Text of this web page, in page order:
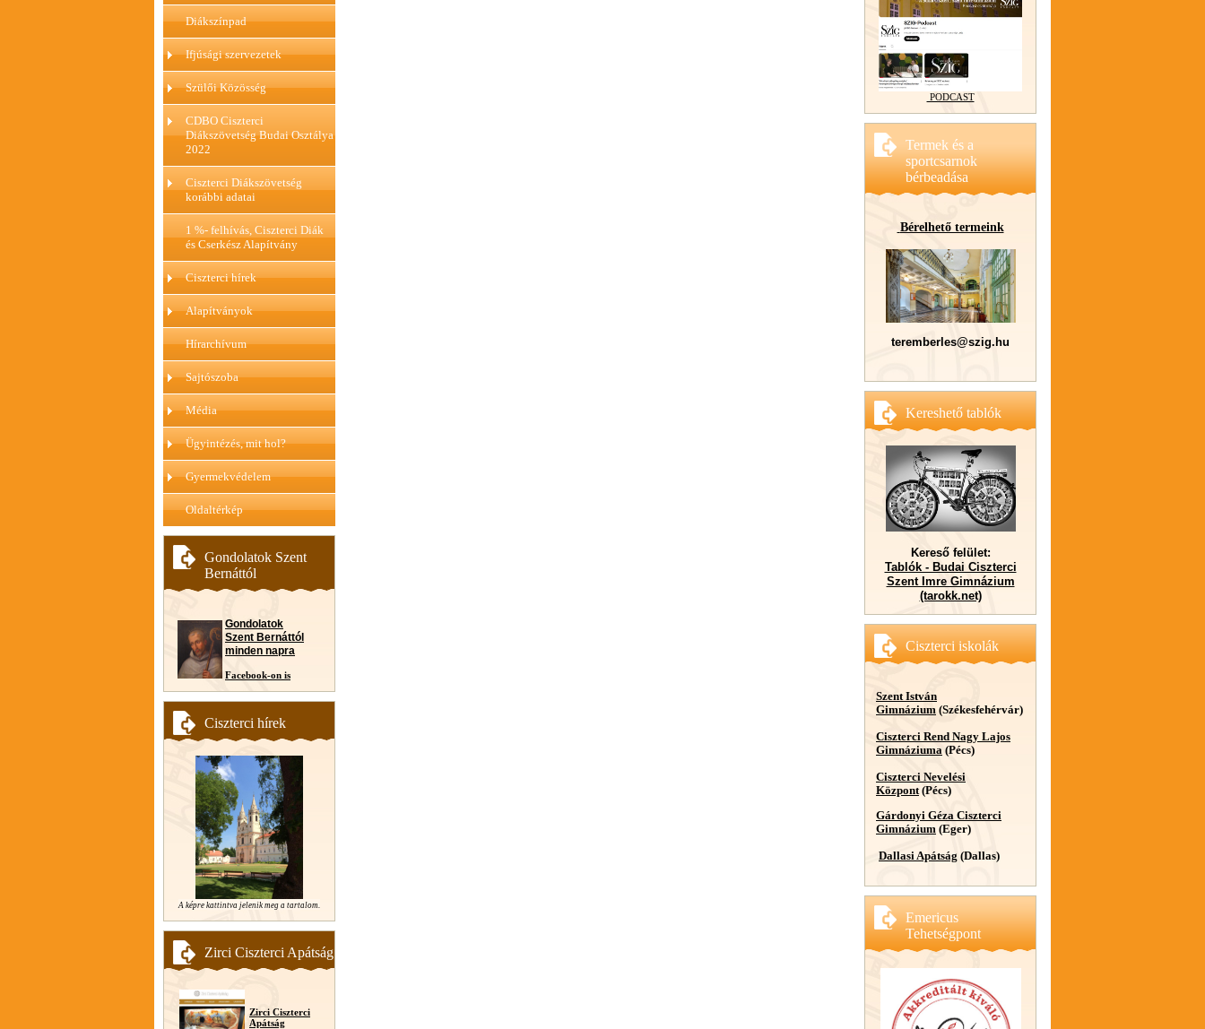
Diákszínpad
Ifjúsági szervezetek
Szülői Közösség
CDBO Ciszterci
Diákszövetség Budai Osztálya
2022
Ciszterci Diákszövetség
korábbi adatai
1 %- felhívás, Ciszterci Diák
és Cserkész Alapítvány
Ciszterci hírek
Alapítványok
Hírarchívum
Sajtószoba
Média
Ügyintézés, mit hol?
Gyermekvédelem
Oldaltérkép
Gondolatok Szent
Bernáttól
Gondolatok
Szent Bernáttól
minden napra
Facebook-on is
Ciszterci hírek
A képre kattintva jelenik meg a tartalom.
Zirci Ciszterci Apátság
Zirci Ciszterci
Apátság
PODCAST
Termek és a
sportcsarnok
bérbeadása
Bérelhető termeink
teremberles@szig.hu
Kereshető tablók
Kereső felület:
Tablók - Budai Ciszterci
Szent Imre Gimnázium
(tarokk.net)
Ciszterci iskolák
Szent István
Gimnázium (Székesfehérvár)
Ciszterci Rend Nagy Lajos
Gimnáziuma (Pécs)
Ciszterci Nevelési
Központ(Pécs)
Gárdonyi Géza Ciszterci
Gimnázium (Eger)
Dallasi Apátság (Dallas)
Emericus
Tehetségpont